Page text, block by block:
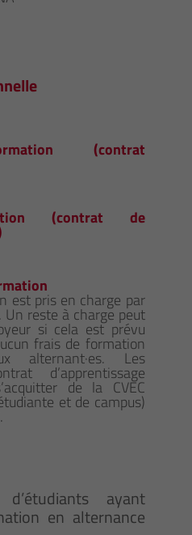
(contrat
(contrat de
est pris en charge par
Un reste à charge peut
si cela est prévu
frais de formation
alternant·es. Les
d’apprentissage
de la CVEC
et de campus)
ayant
en alternance